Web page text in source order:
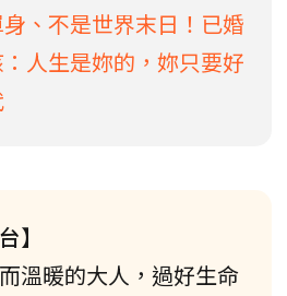
、不是世界末日！已婚
人生是妳的，妳只要好
】
溫暖的大人，過好生命